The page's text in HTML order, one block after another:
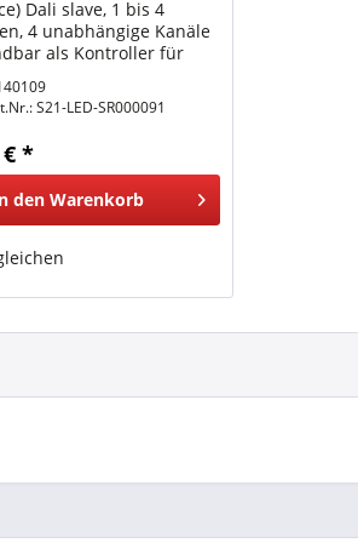
Dali slave, 1 bis 4
4 unabhängige Kanäle
als Kontroller für
oder RGB oder RGB-W
36VDC Output: 4*8A,
S21-LED-SR000091
€ *
den Warenkorb